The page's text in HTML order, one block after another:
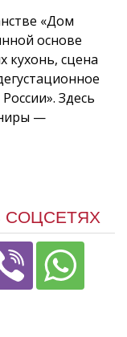
«Дом
основе
кухонь, сцена
Здесь
—
СОЦСЕТЯХ